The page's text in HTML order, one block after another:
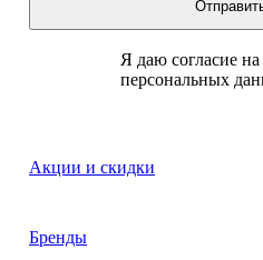
Я даю согласие
персональных
Акции и скидки
Бренды